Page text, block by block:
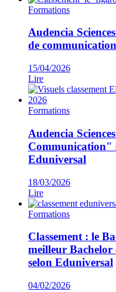
Formations
Audencia
de
15/04/2026
Lire
Formations
Audencia
Communication"
Eduniversal
18/03/2026
Lire
Formations
Classement : le
meilleur
selon Eduniversal
04/02/2026